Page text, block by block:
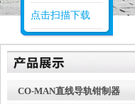
CO-MAN直线导轨钳制器
点击扫描下载